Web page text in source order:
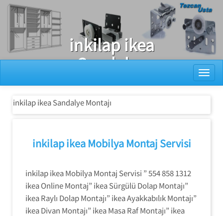
Ray Dolap Tamiri
inkilap ikea
Sandalye
Montajı
inkilap ikea Sandalye Montajı
inkilap ikea Mobilya Montaj Servisi
inkilap ikea Mobilya Montaj Servisi ” 554 858 1312
ikea Online Montaj” ikea Sürgülü Dolap Montajı”
ikea Raylı Dolap Montajı” ikea Ayakkabılık Montajı”
ikea Divan Montajı” ikea Masa Raf Montajı” ikea